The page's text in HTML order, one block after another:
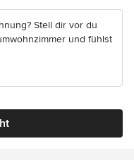
Stell dir vor du
und fühlst